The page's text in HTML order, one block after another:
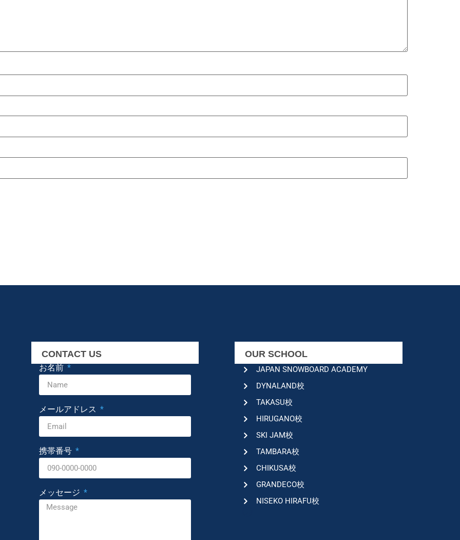
CONTACT US
お名前
メールアドレス
携帯番号
メッセージ
OUR SCHOOL
JAPAN SNOWBOARD ACADEMY
DYNALAND校
TAKASU校
HIRUGANO校
SKI JAM校
TAMBARA校
CHIKUSA校
GRANDECO校
NISEKO HIRAFU校